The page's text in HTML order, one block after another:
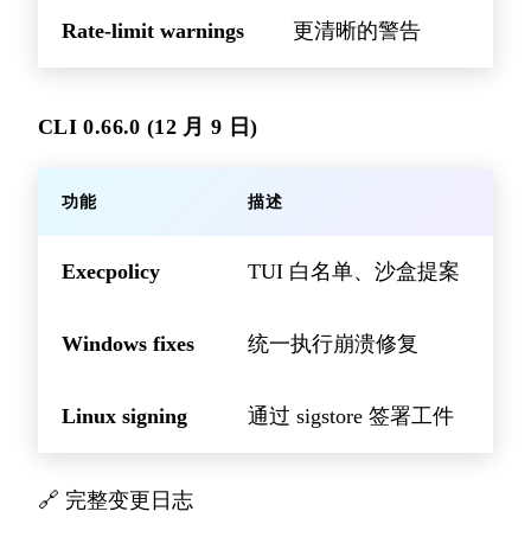
Rate-limit warnings 更清晰的警告
CLI 0.66.0 (12 月 9 日)
功能 描述
Execpolicy TUI 白名单、沙盒提案
Windows fixes 统一执行崩溃修复
Linux signing 通过 sigstore 签署工件
🔗 完整变更日志